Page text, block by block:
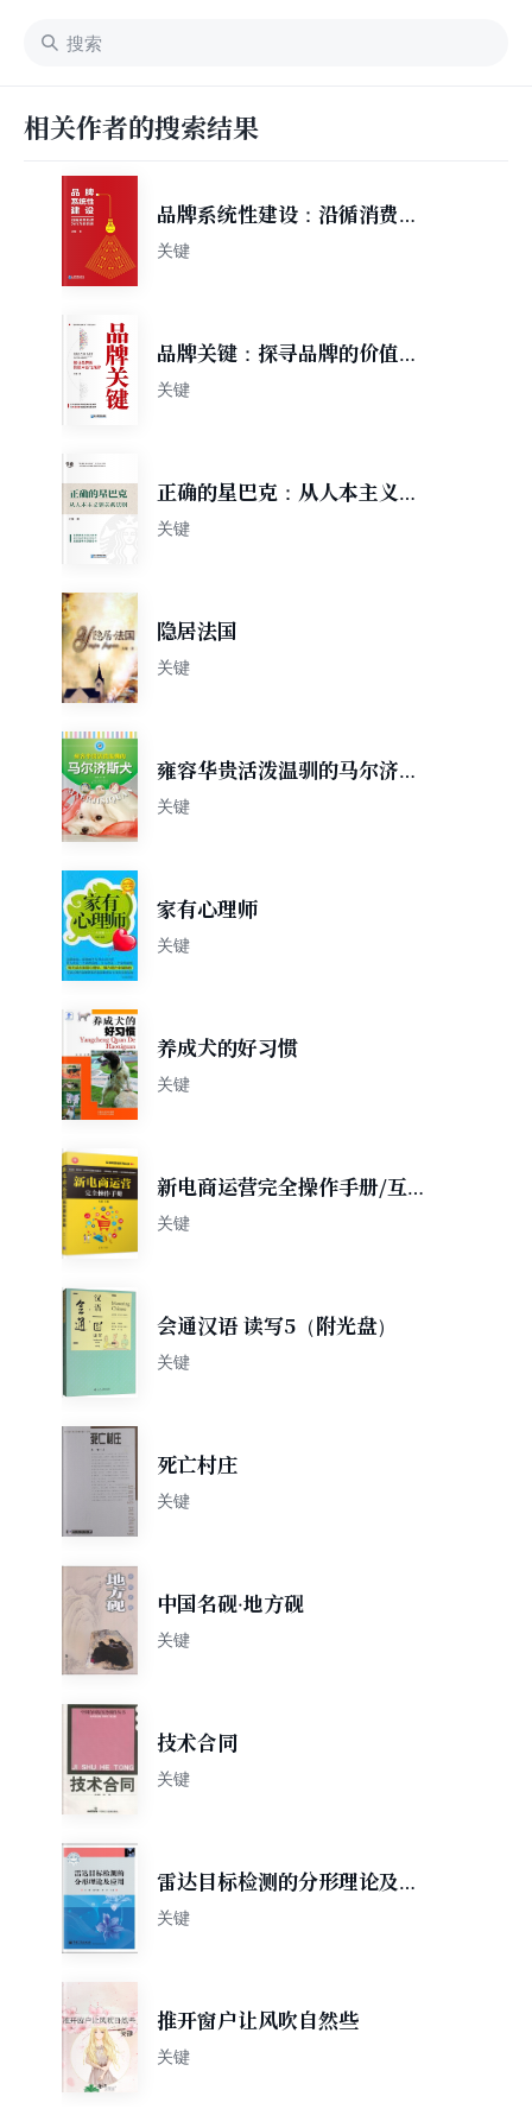
相关作者的搜索结果
品牌系统性建设：沿循消费心
理与行为的轨迹
关键
品牌关键：探寻品牌的价值本
原与规律
关键
正确的星巴克：从人本主义到
关系法则
关键
隐居法国
关键
雍容华贵活泼温驯的马尔济斯
犬 (家有宠物丛书)
关键
家有心理师
关键
养成犬的好习惯
关键
新电商运营完全操作手册/互联
网营销系列丛书
关键
会通汉语 读写5（附光盘）
关键
死亡村庄
关键
中国名砚·地方砚
关键
技术合同
关键
雷达目标检测的分形理论及应
用
关键
推开窗户让风吹自然些
关键